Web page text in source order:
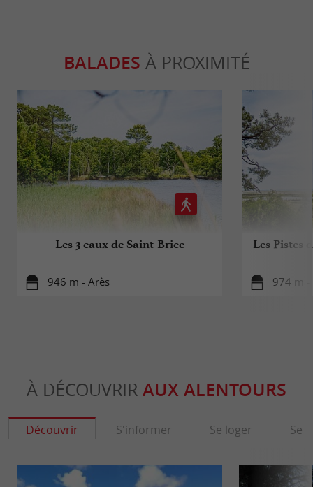
BALADES À PROXIMITÉ
Les 3 eaux de Saint-Brice
946 m - Arès
Les Pistes
974 m -
À DÉCOUVRIR AUX ALENTOURS
Découvrir S'informer Se loger Se